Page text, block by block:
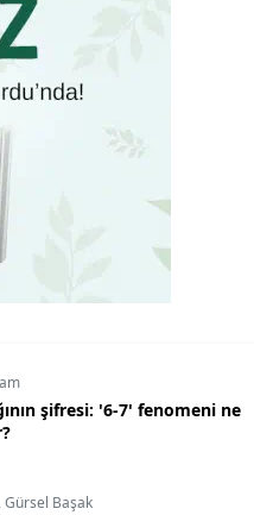
şifresi: '6-7' fenomeni ne
,Gürsel Başak